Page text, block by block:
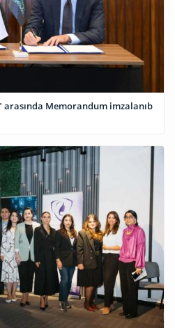
arasında Memorandum imzalanıb